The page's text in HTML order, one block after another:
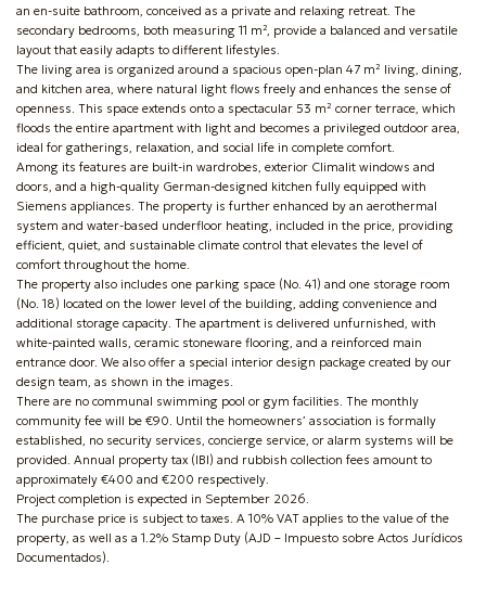
an en-suite bathroom, conceived as a private and relaxing retreat. The
secondary bedrooms, both measuring 11 m², provide a balanced and versatile
layout that easily adapts to different lifestyles.
The living area is organized around a spacious open-plan 47 m² living, dining,
and kitchen area, where natural light flows freely and enhances the sense of
openness. This space extends onto a spectacular 53 m² corner terrace, which
floods the entire apartment with light and becomes a privileged outdoor area,
ideal for gatherings, relaxation, and social life in complete comfort.
Among its features are built-in wardrobes, exterior Climalit windows and
doors, and a high-quality German-designed kitchen fully equipped with
Siemens appliances. The property is further enhanced by an aerothermal
system and water-based underfloor heating, included in the price, providing
efficient, quiet, and sustainable climate control that elevates the level of
comfort throughout the home.
The property also includes one parking space (No. 41) and one storage room
(No. 18) located on the lower level of the building, adding convenience and
additional storage capacity. The apartment is delivered unfurnished, with
white-painted walls, ceramic stoneware flooring, and a reinforced main
entrance door. We also offer a special interior design package created by our
design team, as shown in the images.
There are no communal swimming pool or gym facilities. The monthly
community fee will be €90. Until the homeowners’ association is formally
established, no security services, concierge service, or alarm systems will be
provided. Annual property tax (IBI) and rubbish collection fees amount to
approximately €400 and €200 respectively.
Project completion is expected in September 2026.
The purchase price is subject to taxes. A 10% VAT applies to the value of the
property, as well as a 1.2% Stamp Duty (AJD – Impuesto sobre Actos Jurídicos
Documentados).